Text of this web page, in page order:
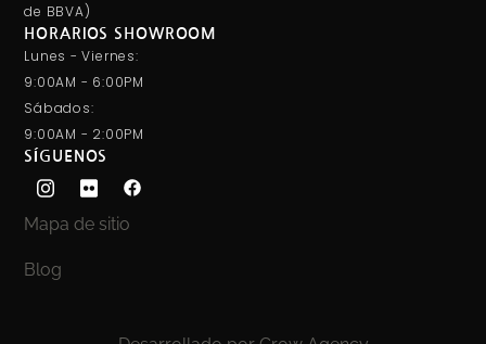
de BBVA)
HORARIOS SHOWROOM
Lunes - Viernes:
9:00AM - 6:00PM
Sábados:
9:00AM - 2:00PM
SÍGUENOS
Mapa de sitio
Blog